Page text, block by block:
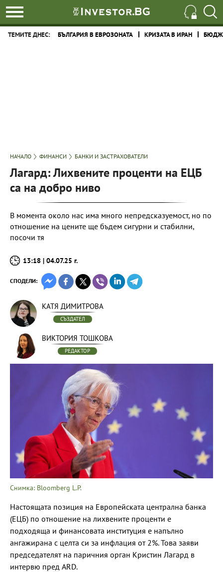
ТЕМИТЕ ДНЕС: БЪЛГАРИЯ В ЕВРОЗОНАТА КРИЗАТА В ИРАН
НАЧАЛО ФИНАНСИ БАНКИ И ЗАСТРАХОВАТЕЛИ
Лагард: Лихвените проценти на ЕЦБ
са на добро ниво
В момента около нас има много непредсказуемост, но по
отношение на цените ще бъдем сигурни и стабилни,
посочи тя
13:18 | 04.07.25 г.
СПОДЕЛИ:
КАТЯ ДИМИТРОВА
СЪЗДАТЕЛ
ВИКТОРИЯ ТОШКОВА
РЕДАКТОР
Снимка: Bloomberg L.P.
Настоящата позиция на Европейската централна банка
(ЕЦБ) по отношение на лихвените проценти е
подходяща и финансовата институция е напълно
ангажирана с целта си за инфлация от 2%. Това заяви
председателят на паричния орган Кристин Лагард в
интервю пред ARD.